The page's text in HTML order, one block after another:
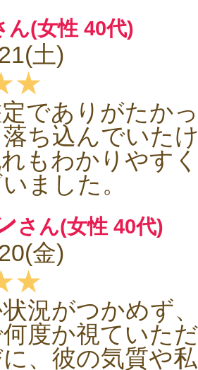
ん(女性 40代)
土)
でありがたか
ち込んでいた
もわかりやす
ました。
さん(女性 40代)
金)
況がつかめず
度か視ていた
、彼の気質や